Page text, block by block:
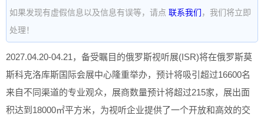
如果发现有虚假信息以及信息有误等，请点 联系我们 ，我们将立即
处理！
2027.04.20-04.21，备受瞩目的俄罗斯视听展(ISR)将在俄罗斯莫
斯科克洛库斯国际会展中心隆重举办，预计将吸引超过16600名
来自不同渠道的专业观众，展商数量预计将超过215家，展出面
积达到18000㎡平方米，为视听企业提供了一个开放和高效的交